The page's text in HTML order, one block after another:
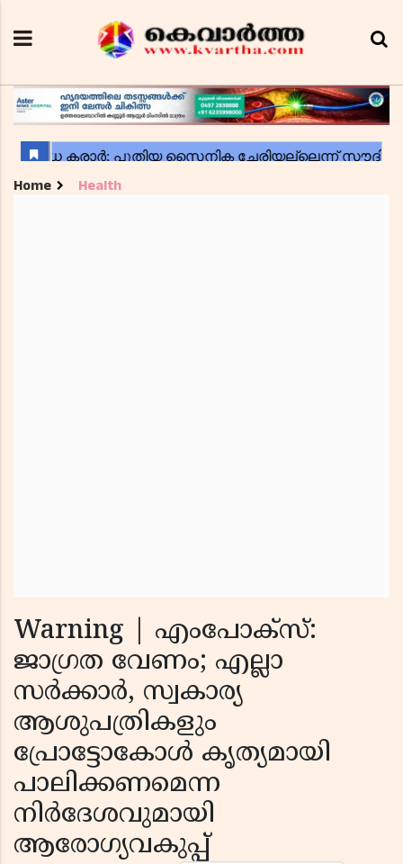
Home Health
Warning | എംപോക്സ്:
ജാഗ്രത വേണം; എല്ലാ
സര്‍ക്കാര്‍, സ്വകാര്യ
ആശുപത്രികളും
പ്രോട്ടോകോള്‍ കൃത്യമായി
പാലിക്കണമെന്ന
നിര്‍ദേശവുമായി
ആരോഗ്യവകുപ്പ്